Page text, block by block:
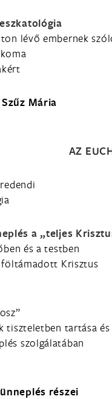
lévő embernek
Mária
AZ
a„teljes
és a testben
föltámadott Krisztus
tartása és
szolgálatában
részei